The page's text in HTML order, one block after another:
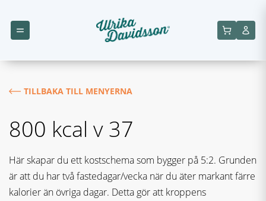
TILLBAKA TILL MENYERNA
800 kcal v 37
Här skapar du ett kostschema som bygger på 5:2. Grunden
är att du har två fastedagar/vecka när du äter markant färre
kalorier än övriga dagar. Detta gör att kroppens